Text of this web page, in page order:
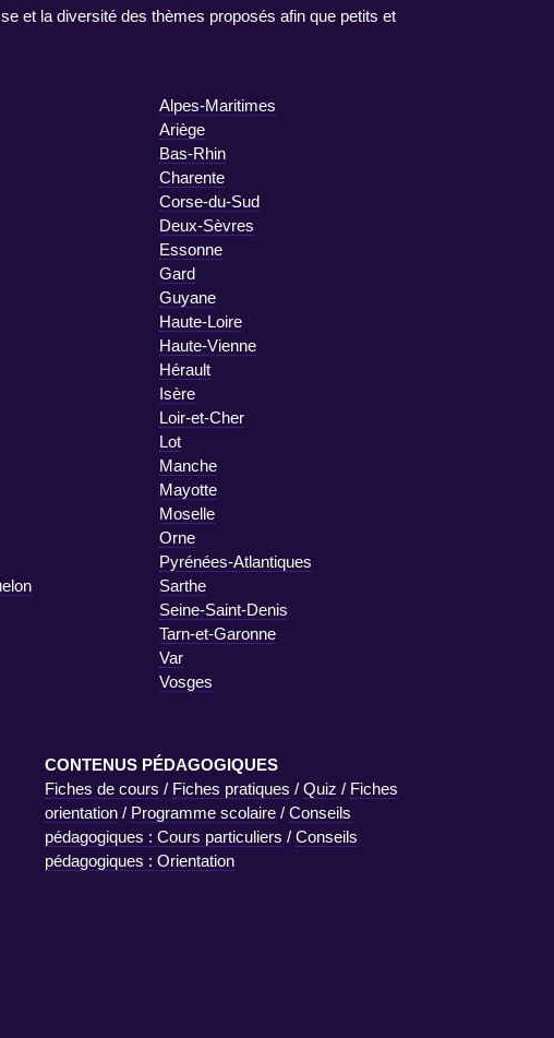
et la diversité des thèmes proposés afin que petits et
Alpes-Maritimes
Ariège
Bas-Rhin
Charente
Corse-du-Sud
Deux-Sèvres
Essonne
Gard
Guyane
Haute-Loire
Haute-Vienne
Hérault
Isère
Loir-et-Cher
Lot
Manche
Mayotte
Moselle
Orne
Pyrénées-Atlantiques
Sarthe
Seine-Saint-Denis
Tarn-et-Garonne
Var
Vosges
CONTENUS PÉDAGOGIQUES
Fiches de cours / Fiches pratiques / Quiz / Fiches
orientation / Programme scolaire / Conseils
pédagogiques : Cours particuliers / Conseils
pédagogiques : Orientation